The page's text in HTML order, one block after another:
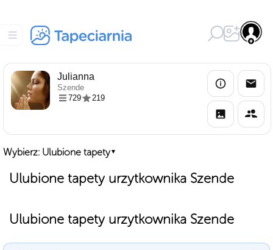
Julianna
Szende
729
219
Wybierz: Ulubione tapety▼
Ulubione tapety urzytkownika Szende
Ulubione tapety urzytkownika Szende